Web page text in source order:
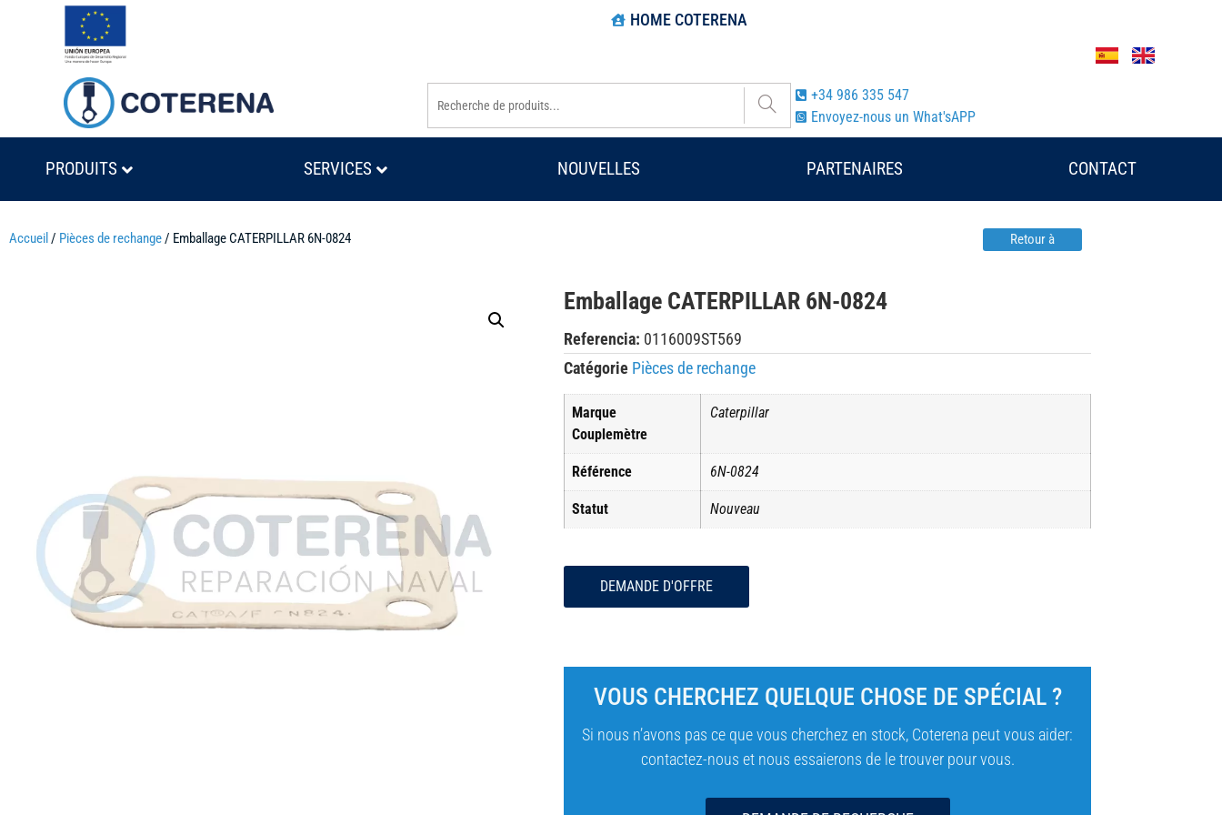
HOME COTERENA
+34 986 335 547
Envoyez-nous un What'sAPP
PRODUITS SERVICES NOUVELLES PARTENAIRES CONTACT
Accueil / Pièces de rechange/ Emballage CATERPILLAR 6N-0824 Retour à
Emballage CATERPILLAR 6N-0824
Referencia: 0116009ST569
Catégorie Pièces de rechange
Marque
Couplemètre
Caterpillar
Référence 6N-0824
Statut Nouveau
DEMANDE D'OFFRE
VOUS CHERCHEZ QUELQUE CHOSE DE SPÉCIAL ?
Si nous n’avons pas ce que vous cherchez en stock, Coterena peut vous aider:
contactez-nous et nous essaierons de le trouver pour vous.